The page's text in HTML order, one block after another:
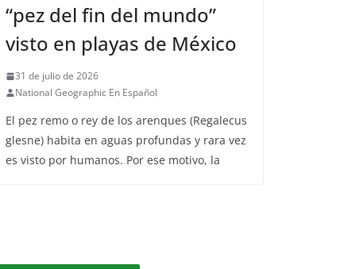
“pez del fin del mundo”
visto en playas de México
31 de julio de 2026
National Geographic En Español
El pez remo o rey de los arenques (Regalecus
glesne) habita en aguas profundas y rara vez
es visto por humanos. Por ese motivo, la